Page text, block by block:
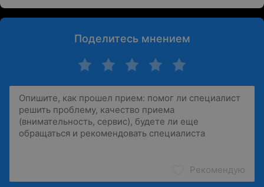
Поделитесь мнением
Рекомендую